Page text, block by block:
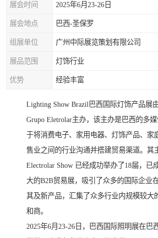
展会时间 2025年6月23-26日
展会地点 巴西-圣保罗
组展单位 广州中际展览策划有限公司
展品范围 灯饰行业
优势 经验丰富
Lighting Show Brazil巴西国际灯饰产品展
Grupo Eletrolar主办，该主办是巴西的多
于将消费电子、家用电器、灯饰产品、家
售业之间的行业沟通并搭建贸易渠道。其
Electrolar Show 已经成功举办了18届，已
大的B2B贸易展，吸引了众多的国际企业
其及新产品，汇集了众多行业内规模较大
和商。
2025年6月23-26日，巴西国际照明展在巴